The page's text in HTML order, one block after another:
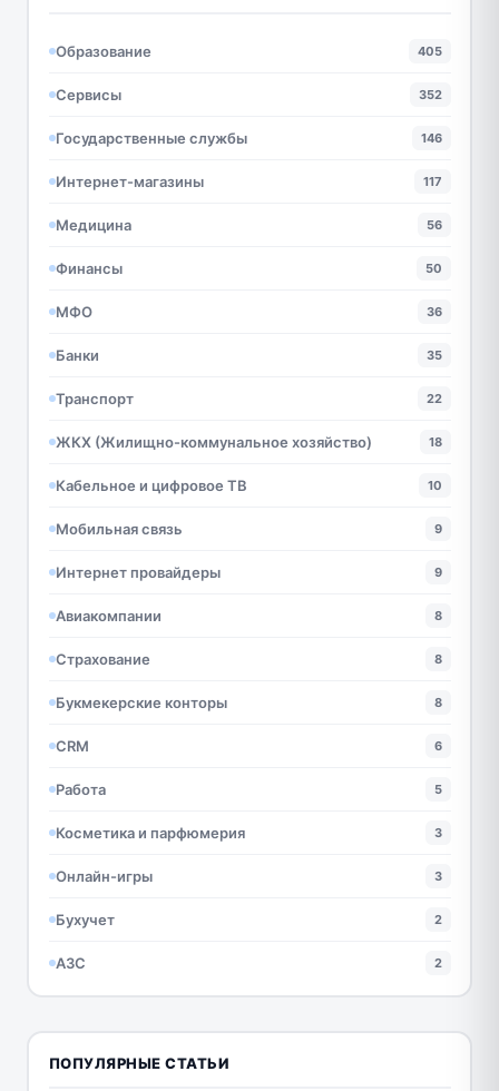
Образование 405
Сервисы 352
Государственные службы 146
Интернет-магазины 117
Медицина 56
Финансы 50
МФО 36
Банки 35
Транспорт 22
ЖКХ (Жилищно-коммунальное хозяйство) 18
Кабельное и цифровое ТВ 10
Мобильная связь 9
Интернет провайдеры 9
Авиакомпании 8
Страхование 8
Букмекерские конторы 8
CRM 6
Работа 5
Косметика и парфюмерия 3
Онлайн-игры 3
Бухучет 2
АЗС 2
ПОПУЛЯРНЫЕ СТАТЬИ